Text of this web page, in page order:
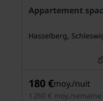
Appartement
Hasselberg,
180 €moy./nuit
1 260 € moy./semaine